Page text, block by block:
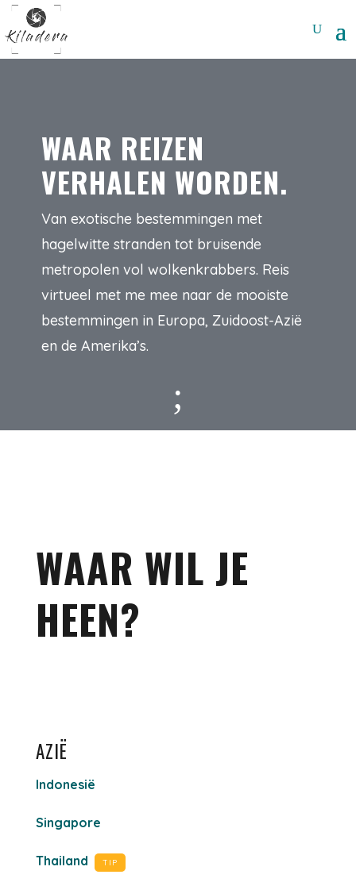
WAAR REIZEN
VERHALEN WORDEN.
Van exotische bestemmingen met
hagelwitte stranden tot bruisende
metropolen vol wolkenkrabbers. Reis
virtueel met me mee naar de mooiste
bestemmingen in Europa, Zuidoost-Azië
en de Amerika’s.
;
WAAR WIL JE
HEEN?
AZIË
Indonesië
Singapore
Thailand TIP